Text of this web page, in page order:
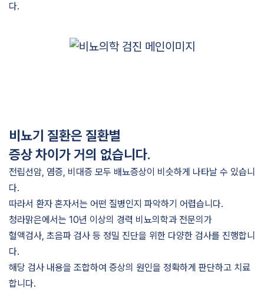
다.
비뇨기 질환은 질환별
증상 차이가 거의 없습니다.
전립선암, 염증, 비대증 모두 배뇨증상이 비슷하게 나타날 수 있습니
다.
따라서 환자 혼자서는 어떤 질병인지 파악하기 어렵습니다.
청라맑은에서는 10년 이상의 경력 비뇨의학과 전문의가
혈액검사, 초음파 검사 등 정밀 진단을 위한 다양한 검사를 진행합니
다.
해당 검사 내용을 조합하여 증상의 원인을 정확하게 판단하고 치료
합니다.